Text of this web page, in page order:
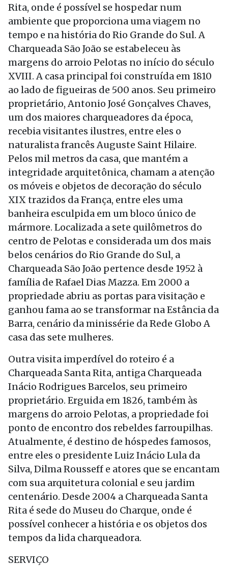
Rita, onde é possível se hospedar num
ambiente que proporciona uma viagem no
tempo e na história do Rio Grande do Sul. A
Charqueada São João se estabeleceu às
margens do arroio Pelotas no início do século
XVIII. A casa principal foi construída em 1810
ao lado de figueiras de 500 anos. Seu primeiro
proprietário, Antonio José Gonçalves Chaves,
um dos maiores charqueadores da época,
recebia visitantes ilustres, entre eles o
naturalista francês Auguste Saint Hilaire.
Pelos mil metros da casa, que mantém a
integridade arquitetônica, chamam a atenção
os móveis e objetos de decoração do século
XIX trazidos da França, entre eles uma
banheira esculpida em um bloco único de
mármore. Localizada a sete quilômetros do
centro de Pelotas e considerada um dos mais
belos cenários do Rio Grande do Sul, a
Charqueada São João pertence desde 1952 à
família de Rafael Dias Mazza. Em 2000 a
propriedade abriu as portas para visitação e
ganhou fama ao se transformar na Estância da
Barra, cenário da minissérie da Rede Globo A
casa das sete mulheres.
Outra visita imperdível do roteiro é a
Charqueada Santa Rita, antiga Charqueada
Inácio Rodrigues Barcelos, seu primeiro
proprietário. Erguida em 1826, também às
margens do arroio Pelotas, a propriedade foi
ponto de encontro dos rebeldes farroupilhas.
Atualmente, é destino de hóspedes famosos,
entre eles o presidente Luiz Inácio Lula da
Silva, Dilma Rousseff e atores que se encantam
com sua arquitetura colonial e seu jardim
centenário. Desde 2004 a Charqueada Santa
Rita é sede do Museu do Charque, onde é
possível conhecer a história e os objetos dos
tempos da lida charqueadora.
SERVIÇO